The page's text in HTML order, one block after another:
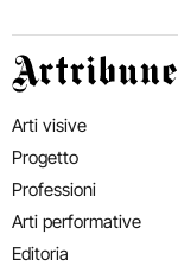
Artribune
Arti visive
Progetto
Professioni
Arti performative
Editoria